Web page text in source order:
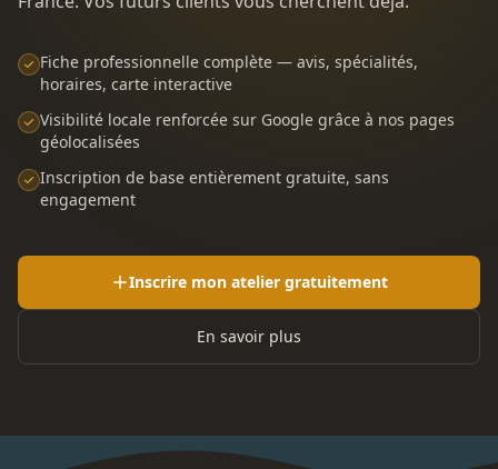
Fiche professionnelle complète — avis, spécialités,
horaires, carte interactive
Visibilité locale renforcée sur Google grâce à nos pages
géolocalisées
Inscription de base entièrement gratuite, sans
engagement
Inscrire mon atelier gratuitement
En savoir plus